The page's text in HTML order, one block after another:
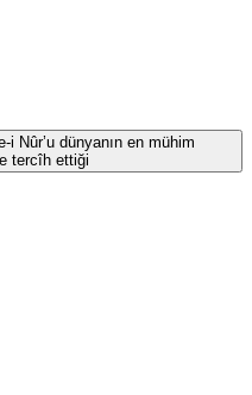
Nûr’u dünyanın en mühim
tercîh ettiği